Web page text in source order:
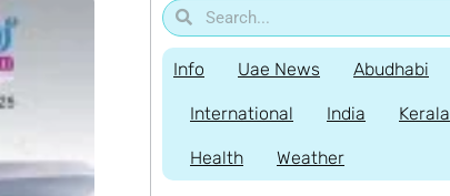
Info Uae News Abudhabi
International India Kerala
Health Weather